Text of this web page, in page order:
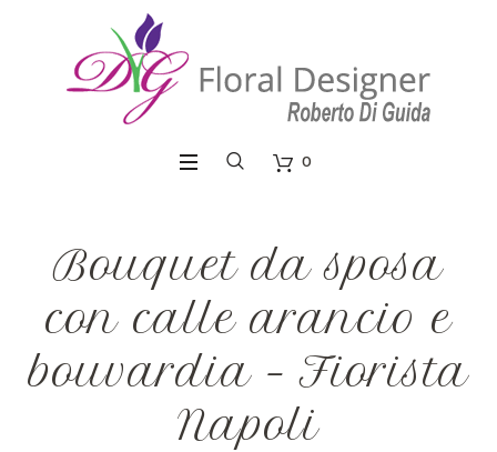
0
Bouquet da sposa
con calle arancio e
bouvardia – Fiorista
Napoli